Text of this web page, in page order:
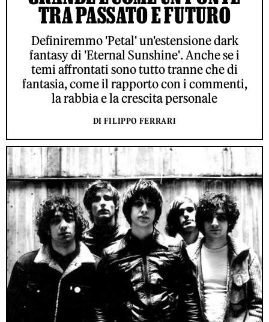
TRA PASSATO E FUTURO
Definiremmo 'Petal' un'estensione dark
fantasy di 'Eternal Sunshine'. Anche se i
temi affrontati sono tutto tranne che di
fantasia, come il rapporto con i commenti,
la rabbia e la crescita personale
DI FILIPPO FERRARI